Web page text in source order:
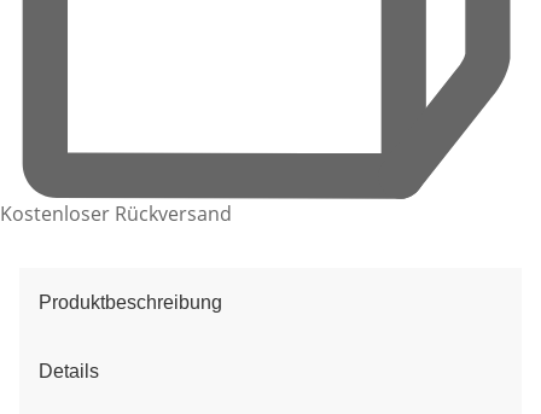
Kostenloser Rückversand
Produktbeschreibung
Details